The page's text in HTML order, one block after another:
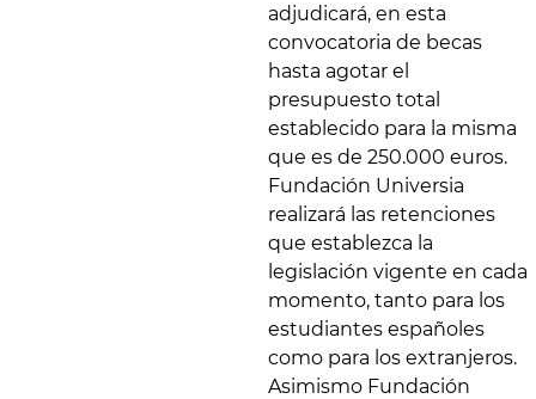
adjudicará, en esta
convocatoria de becas
hasta agotar el
presupuesto total
establecido para la misma
que es de 250.000 euros.
Fundación Universia
realizará las retenciones
que establezca la
legislación vigente en cada
momento, tanto para los
estudiantes españoles
como para los extranjeros.
Asimismo Fundación